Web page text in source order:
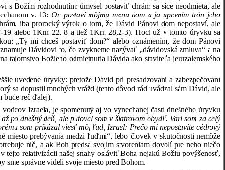
Božím rozhodnutím: úmysel postaviť chrám sa síce neodmieta, ale
v. 13: On postaví môjmu menu dom a ja upevním trón jeho
iba prorocký výrok o tom, že Dávid Pánovi dom nepostaví, ale
19 alebo 1Krn 22, 8 a tiež 1Krn 28,2-3). Hoci už v tomto úryvku sa
„Ty mi chceš postaviť dom?“ alebo oznámením, že dom Pánovi
Dávidovi to, čo zvykneme nazývať „dávidovská zmluva“ a na
tajomstvo Božieho odmietnutia Dávida ako staviteľa jeruzalemského
uvedené úryvky: pretože Dávid pri presadzovaní a zabezpečovaní
sa dopustil mnohých vrážd (tento dôvod rád uvádzal sám Dávid, ale
bude reč ďalej).
Izraela, je spomenutý aj vo vynechanej časti dnešného úryvku
po dnešný deň, ale putoval som v šiatrovom obydlí. Vari som za celý
som prikázal viesť môj ľud, Izrael: Prečo mi nepostavíte cédrový
miesto prebývania medzi ľuďmi“, lebo človek v skutočnosti nemôže
nič, a ak Boh predsa svojim stvoreniam dovolí pre neho niečo
relativizácii našej snahy osláviť Boha nejakú Božiu povýšenosť,
sme správne videli svoje miesto pred Bohom.